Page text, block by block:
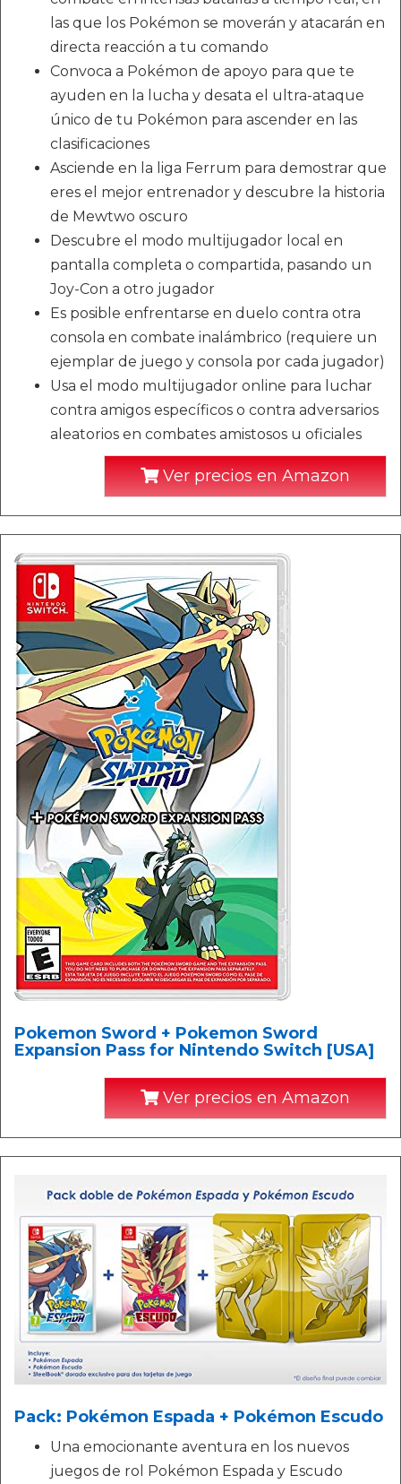
las que los Pokémon se moverán y atacarán en
directa reacción a tu comando
Convoca a Pokémon de apoyo para que te
ayuden en la lucha y desata el ultra-ataque
único de tu Pokémon para ascender en las
clasificaciones
Asciende en la liga Ferrum para demostrar que
eres el mejor entrenador y descubre la historia
de Mewtwo oscuro
Descubre el modo multijugador local en
pantalla completa o compartida, pasando un
Joy-Con a otro jugador
Es posible enfrentarse en duelo contra otra
consola en combate inalámbrico (requiere un
ejemplar de juego y consola por cada jugador)
Usa el modo multijugador online para luchar
contra amigos específicos o contra adversarios
aleatorios en combates amistosos u oficiales
Ver precios en Amazon
Pokemon Sword + Pokemon Sword
Expansion Pass for Nintendo Switch [USA]
Ver precios en Amazon
Pack: Pokémon Espada + Pokémon Escudo
Una emocionante aventura en los nuevos
juegos de rol Pokémon Espada y Escudo